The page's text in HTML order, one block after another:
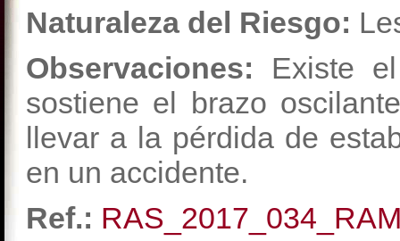
Naturaleza del Riesgo:
Observaciones: Existe
sostiene el brazo
llevar a la pérdida de
en un accidente.
Ref.: